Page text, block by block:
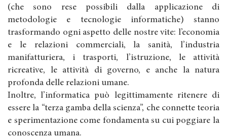
(che sono rese possibili dalla applicazione di
metodologie e tecnologie informatiche) stanno
trasformando ogni aspetto delle nostre vite: l’economia
e le relazioni commerciali, la sanità, l’industria
manifatturiera, i trasporti, l’istruzione, le attività
ricreative, le attività di governo, e anche la natura
profonda delle relazioni umane.
Inoltre, l’informatica può legittimamente ritenere di
essere la “terza gamba della scienza”, che connette teoria
e sperimentazione come fondamenta su cui poggiare la
conoscenza umana.